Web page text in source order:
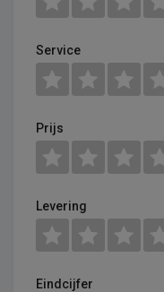
Service
Prijs
Levering
Eindcijfer